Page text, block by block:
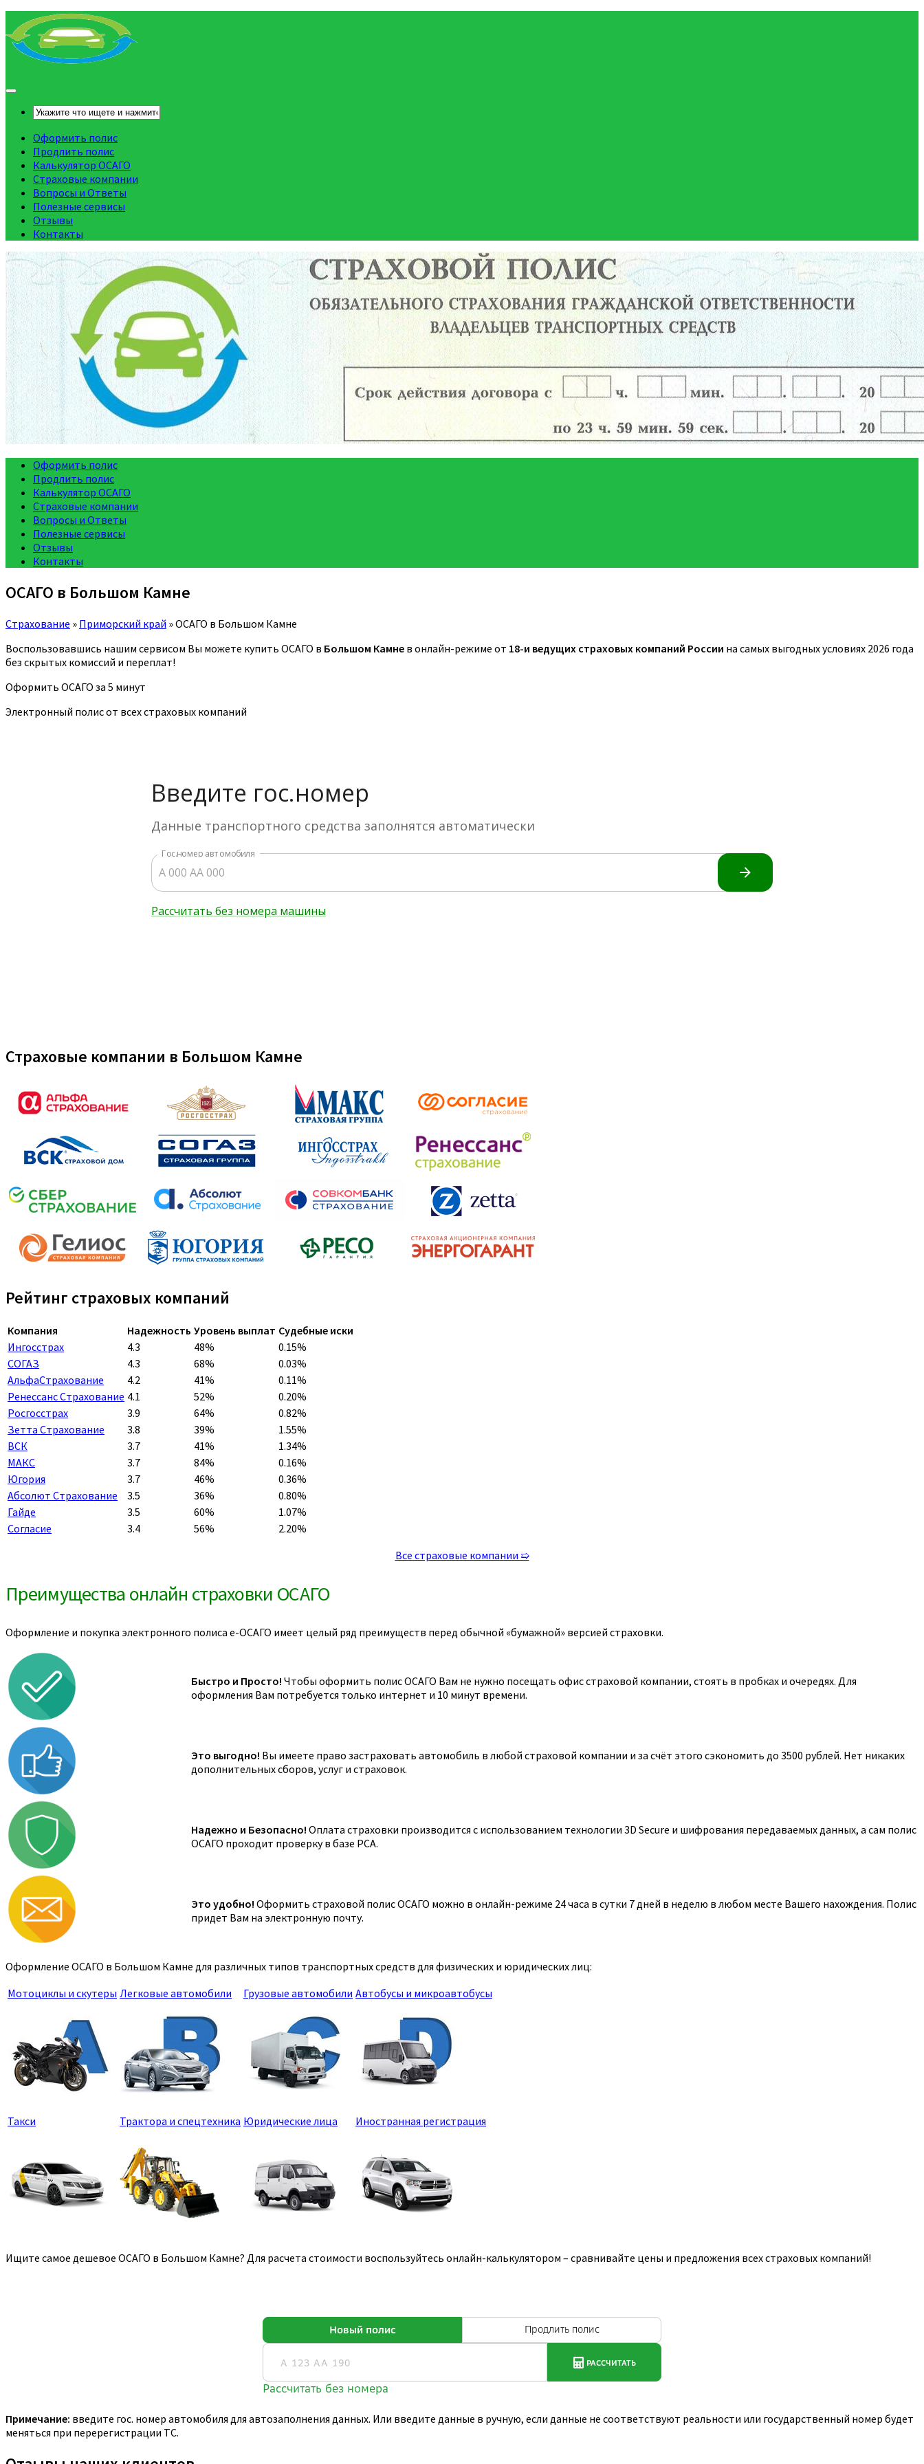
Оформить полис
Продлить полис
Калькулятор ОСАГО
Страховые компании
Вопросы и Ответы
Полезные сервисы
Отзывы
Контакты
Оформить полис
Продлить полис
Калькулятор ОСАГО
Страховые компании
Вопросы и Ответы
Полезные сервисы
Отзывы
Контакты
ОСАГО в Большом Камне
Страхование » Приморский край »ОСАГО в Большом Камне
Воспользовавшись нашим сервисом Вы можете купить ОСАГО в Большом Камне в онлайн-режиме от 18-и ведущих страховых компаний России на самых выгодных условиях 2026 года
без скрытых комиссий и переплат!
Оформить ОСАГО за 5 минут
Электронный полис от всех страховых компаний
Страховые компании в Большом Камне
Рейтинг страховых компаний
Компания Надежность Уровень выплат Судебные иски
Ингосстрах
4.3 48%
0.15%
СОГАЗ
4.3 68%
0.03%
АльфаСтрахование
4.2 41%
0.11%
Ренессанс Страхование 4.1 52%
0.20%
Росгосстрах
3.9 64%
0.82%
Зетта Страхование
3.8 39%
1.55%
ВСК
3.7 41%
1.34%
МАКС
3.7 84%
0.16%
Югория
3.7 46%
0.36%
Абсолют Страхование
3.5 36%
0.80%
Гайде
3.5 60%
1.07%
Согласие
3.4 56%
2.20%
Все страховые компании ➯
Преимущества онлайн страховки ОСАГО
Оформление и покупка электронного полиса е-ОСАГО имеет целый ряд преимуществ перед обычной «бумажной» версией страховки.
Быстро и Просто! Чтобы оформить полис ОСАГО Вам не нужно посещать офис страховой компании, стоять в пробках и очередях. Для
оформления Вам потребуется только интернет и 10 минут времени.
Это выгодно! Вы имеете право застраховать автомобиль в любой страховой компании и за счёт этого сэкономить до 3500 рублей. Нет никаких
дополнительных сборов, услуг и страховок.
Надежно и Безопасно! Оплата страховки производится с использованием технологии 3D Secure и шифрования передаваемых данных, а сам полис
ОСАГО проходит проверку в базе РСА.
Это удобно! Оформить страховой полис ОСАГО можно в онлайн-режиме 24 часа в сутки 7 дней в неделю в любом месте Вашего нахождения. Полис
придет Вам на электронную почту.
Оформление ОСАГО в Большом Камне для различных типов транспортных средств для физических и юридических лиц:
Мотоциклы и скутеры Легковые автомобили Грузовые автомобили Автобусы и микроавтобусы
Такси Трактора и спецтехника Юридические лица Иностранная регистрация
Ищите самое дешевое ОСАГО в Большом Камне? Для расчета стоимости воспользуйтесь онлайн-калькулятором – сравнивайте цены и предложения всех страховых компаний!
Примечание: введите гос. номер автомобиля для автозаполнения данных. Или введите данные в ручную, если данные не соответствуют реальности или государственный номер будет
меняться при перерегистрации ТС.